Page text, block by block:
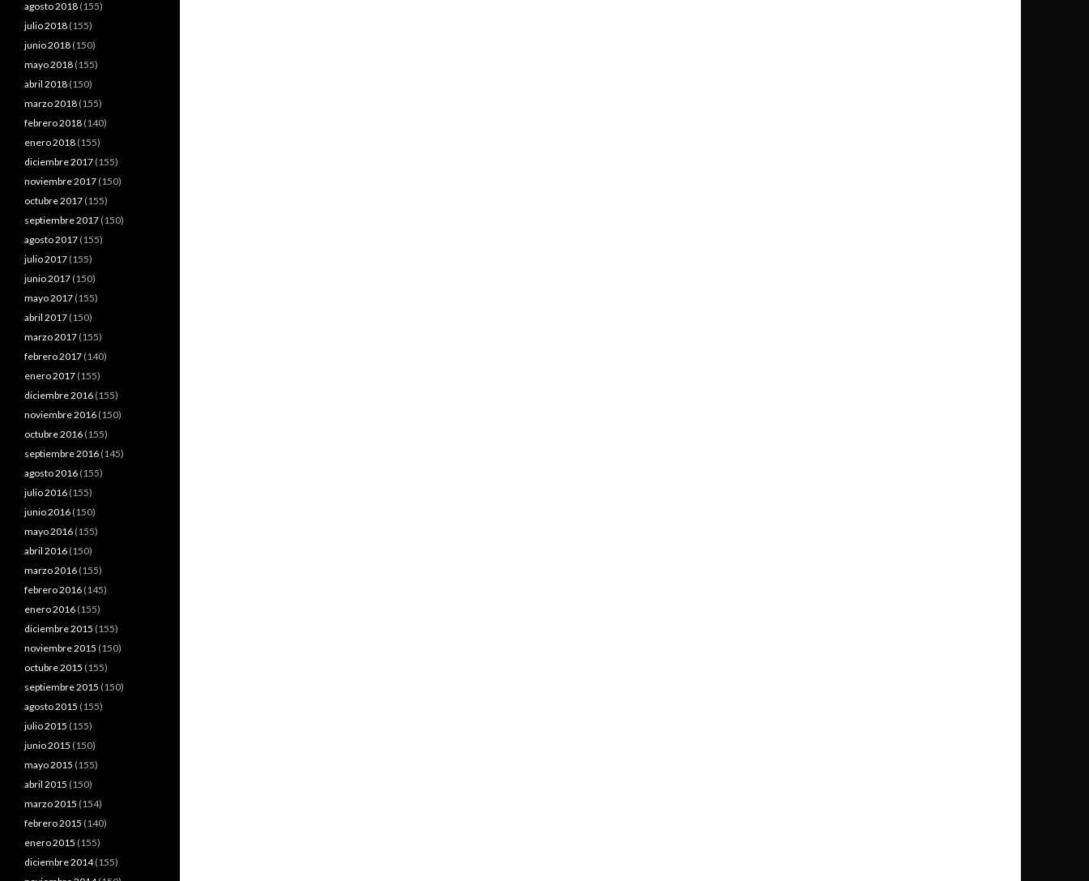
agosto 2018 (155)
julio 2018 (155)
junio 2018 (150)
mayo 2018 (155)
abril 2018 (150)
marzo 2018 (155)
febrero 2018 (140)
enero 2018 (155)
diciembre 2017 (155)
noviembre 2017 (150)
octubre 2017 (155)
septiembre 2017 (150)
agosto 2017 (155)
julio 2017 (155)
junio 2017 (150)
mayo 2017 (155)
abril 2017 (150)
marzo 2017 (155)
febrero 2017 (140)
enero 2017 (155)
diciembre 2016 (155)
noviembre 2016 (150)
octubre 2016 (155)
septiembre 2016 (145)
agosto 2016 (155)
julio 2016 (155)
junio 2016 (150)
mayo 2016 (155)
abril 2016 (150)
marzo 2016 (155)
febrero 2016 (145)
enero 2016 (155)
diciembre 2015 (155)
noviembre 2015 (150)
octubre 2015 (155)
septiembre 2015 (150)
agosto 2015 (155)
julio 2015 (155)
junio 2015 (150)
mayo 2015 (155)
abril 2015 (150)
marzo 2015 (154)
febrero 2015 (140)
enero 2015 (155)
diciembre 2014(155)